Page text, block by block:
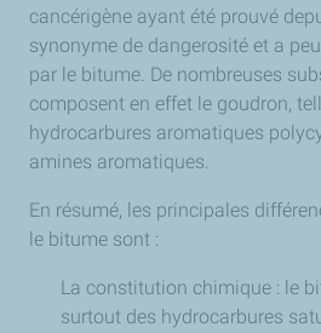
cancérigène ayant été prouvé
synonyme de dangerosité et a
par le bitume. De nombreuses
composent en effet le goudron,
hydrocarbures aromatiques
amines aromatiques.
En résumé, les principales
le bitume sont :
La constitution chimique : le
surtout des hydrocarbures